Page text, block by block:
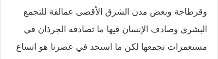
وقرطاجة وبعض مدن الشرق الأقصى عمالقة للتجمع
البشري وصادف الإنسان فيها ما تصادفه الجرذان في
مستعمرات تجمعها لكن ما استجد في عصرنا هو اتساع